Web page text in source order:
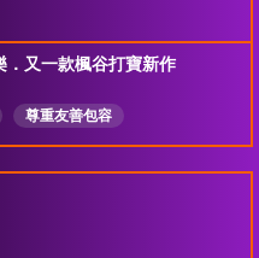
．又一款楓谷打寶新作
尊重友善包容